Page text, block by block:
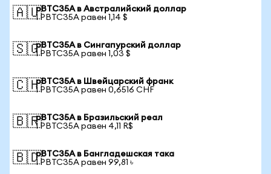
🇦🇺pBTC35A в Австралийский доллар
1 PBTC35A равен 1,14 $
🇸🇬pBTC35A в Сингапурский доллар
1 PBTC35A равен 1,03 $
🇨🇭pBTC35A в Швейцарский франк
1 PBTC35A равен 0,6516 CHF
🇧🇷pBTC35A в Бразильский реал
1 PBTC35A равен 4,11 R$
🇧🇩pBTC35A в Бангладешская така
1 PBTC35A равен 99,81 ৳